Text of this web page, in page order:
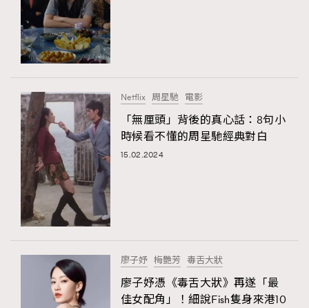
Netflix 周星馳 電影
「無厘頭」背後的真心話：8句小
時候看不懂的周星馳經典對白
15.02.2024
廖子妤 梅艷芳 毒舌大狀
廖子妤憑《毒舌大狀》再遂「最
佳女配角」！細說Fish隻身來港10